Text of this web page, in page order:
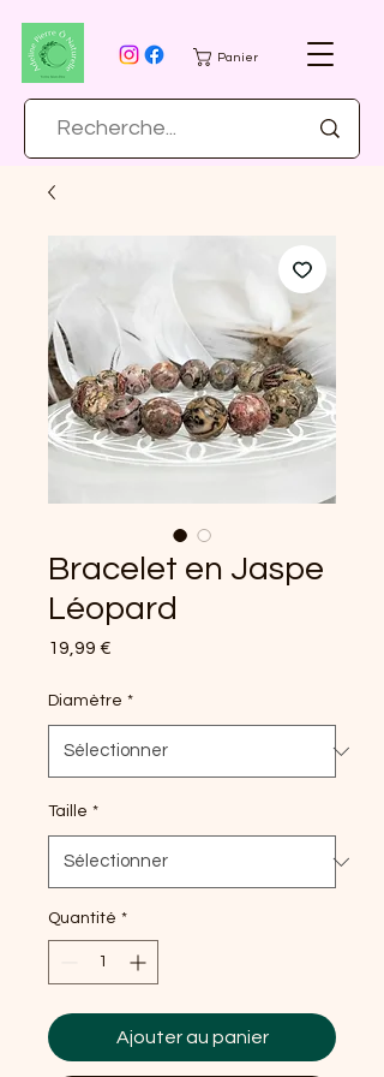
Panier
Bracelet en Jaspe
Léopard
19,99 €
Diamètre *
Taille *
Quantité *
Ajouter au panier